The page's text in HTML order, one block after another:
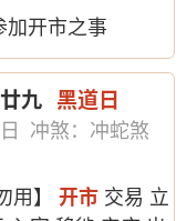
加开市之事
九 黑道日
冲煞：冲蛇煞
用】开市 交易 立